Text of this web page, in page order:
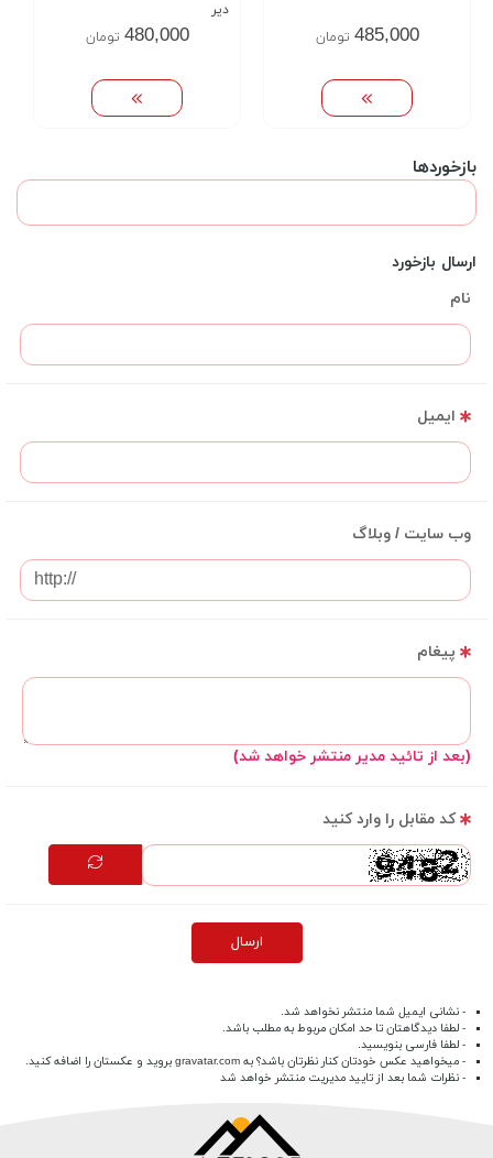
485,000 تومان
دیر
480,000 تومان
بازخوردها
ارسال بازخورد
نام
ایمیل
وب سایت / وبلاگ
پیغام
(بعد از تائید مدیر منتشر خواهد شد)
کد مقابل را وارد کنید
ارسال
- نشانی ایمیل شما منتشر نخواهد شد.
- لطفا دیدگاهتان تا حد امکان مربوط به مطلب باشد.
- لطفا فارسی بنویسید.
- میخواهید عکس خودتان کنار نظرتان باشد؟ به gravatar.com بروید و عکستان را اضافه کنید.
- نظرات شما بعد از تایید مدیریت منتشر خواهد شد